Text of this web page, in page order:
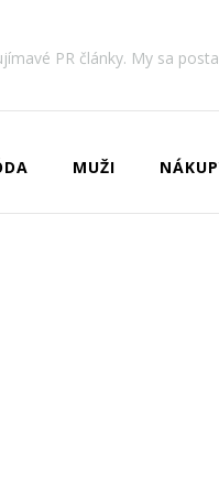
PR články. My sa
MUŽI